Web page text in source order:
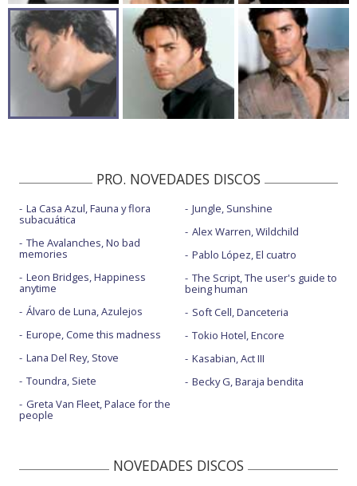
PRO. NOVEDADES DISCOS
La Casa Azul, Fauna y flora
subacuática
The Avalanches, No bad
memories
Leon Bridges, Happiness
anytime
Álvaro de Luna, Azulejos
Europe, Come this madness
Lana Del Rey, Stove
Toundra, Siete
Greta Van Fleet, Palace for the
people
Jungle, Sunshine
Alex Warren, Wildchild
Pablo López, El cuatro
The Script, The user's guide to
being human
Soft Cell, Danceteria
Tokio Hotel, Encore
Kasabian, Act III
Becky G, Baraja bendita
NOVEDADES DISCOS